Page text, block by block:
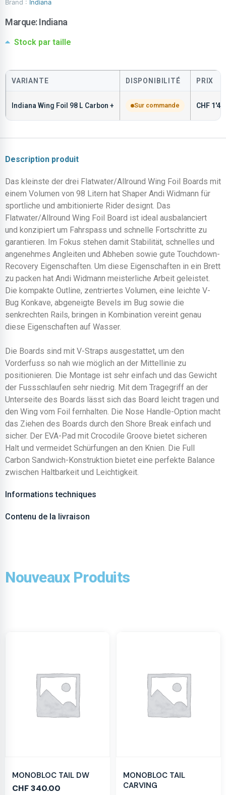
Brand : Indiana
Marque:Indiana
Stock par taille
VARIANTE DISPONIBILITÉ PRIX
Indiana Wing Foil 98 L Carbon + Sur commande CHF
Description produit
Das kleinste der drei Flatwater/Allround Wing Foil Boards mit
einem Volumen von 98 Litern hat Shaper Andi Widmann für
sportliche und ambitionierte Rider designt. Das
Flatwater/Allround Wing Foil Board ist ideal ausbalanciert
und konzipiert um Fahrspass und schnelle Fortschritte zu
garantieren. Im Fokus stehen damit Stabilität, schnelles und
angenehmes Angleiten und Abheben sowie gute Touchdown-
Recovery Eigenschaften. Um diese Eigenschaften in ein Brett
zu packen hat Andi Widmann meisterliche Arbeit geleistet.
Die kompakte Outline, zentriertes Volumen, eine leichte V-
Bug Konkave, abgeneigte Bevels im Bug sowie die
senkrechten Rails, bringen in Kombination vereint genau
diese Eigenschaften auf Wasser.
Die Boards sind mit V-Straps ausgestattet, um den
Vorderfuss so nah wie möglich an der Mittellinie zu
positionieren. Die Montage ist sehr einfach und das Gewicht
der Fussschlaufen sehr niedrig. Mit dem Tragegriff an der
Unterseite des Boards lässt sich das Board leicht tragen und
den Wing vom Foil fernhalten. Die Nose Handle-Option macht
das Ziehen des Boards durch den Shore Break einfach und
sicher. Der EVA-Pad mit Crocodile Groove bietet sicheren
Halt und vermeidet Schürfungen an den Knien. Die Full
Carbon Sandwich-Konstruktion bietet eine perfekte Balance
zwischen Haltbarkeit und Leichtigkeit.
Informations techniques
Contenu de la livraison
Nouveaux Produits
MONOBLOC TAIL DW
CHF340.00
MONOBLOC TAIL
CARVING